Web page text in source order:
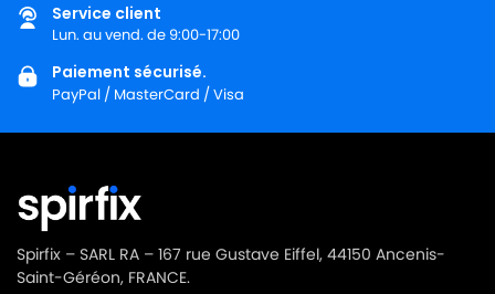
Service client
Lun. au vend. de 9:00-17:00
Paiement sécurisé.
PayPal / MasterCard / Visa
Spirfix – SARL RA – 167 rue Gustave Eiffel, 44150 Ancenis-
Saint-Géréon, FRANCE.